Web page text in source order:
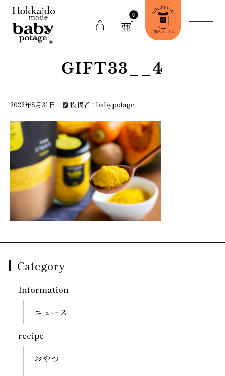
0
GIFT33__4
2022年8月31日 投稿者：babypotage
Category
Information
ニュース
recipe
おやつ